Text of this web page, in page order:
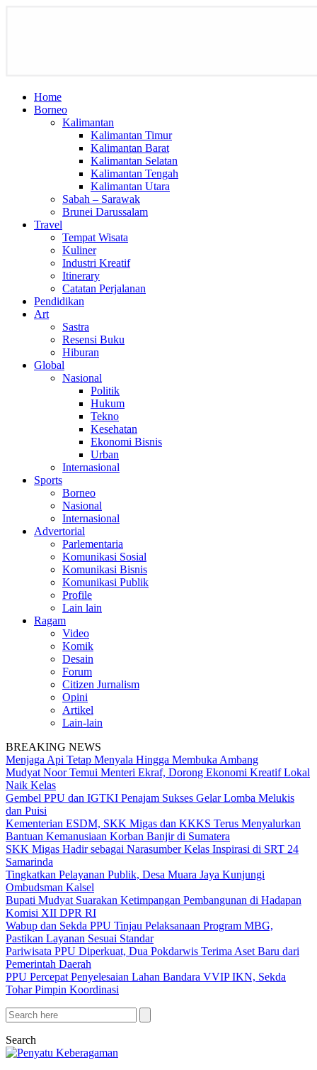
Home
Borneo
Kalimantan
Kalimantan Timur
Kalimantan Barat
Kalimantan Selatan
Kalimantan Tengah
Kalimantan Utara
Sabah – Sarawak
Brunei Darussalam
Travel
Tempat Wisata
Kuliner
Industri Kreatif
Itinerary
Catatan Perjalanan
Pendidikan
Art
Sastra
Resensi Buku
Hiburan
Global
Nasional
Politik
Hukum
Tekno
Kesehatan
Ekonomi Bisnis
Urban
Internasional
Sports
Borneo
Nasional
Internasional
Advertorial
Parlementaria
Komunikasi Sosial
Komunikasi Bisnis
Komunikasi Publik
Profile
Lain lain
Ragam
Video
Komik
Desain
Forum
Citizen Jurnalism
Opini
Artikel
Lain-lain
BREAKING NEWS
Menjaga Api Tetap Menyala Hingga Membuka Ambang
Mudyat Noor Temui Menteri Ekraf, Dorong Ekonomi Kreatif Lokal
Naik Kelas
Gembel PPU dan IGTKI Penajam Sukses Gelar Lomba Melukis
dan Puisi
Kementerian ESDM, SKK Migas dan KKKS Terus Menyalurkan
Bantuan Kemanusiaan Korban Banjir di Sumatera
SKK Migas Hadir sebagai Narasumber Kelas Inspirasi di SRT 24
Samarinda
Tingkatkan Pelayanan Publik, Desa Muara Jaya Kunjungi
Ombudsman Kalsel
Bupati Mudyat Suarakan Ketimpangan Pembangunan di Hadapan
Komisi XII DPR RI
Wabup dan Sekda PPU Tinjau Pelaksanaan Program MBG,
Pastikan Layanan Sesuai Standar
Pariwisata PPU Diperkuat, Dua Pokdarwis Terima Aset Baru dari
Pemerintah Daerah
PPU Percepat Penyelesaian Lahan Bandara VVIP IKN, Sekda
Tohar Pimpin Koordinasi
Search